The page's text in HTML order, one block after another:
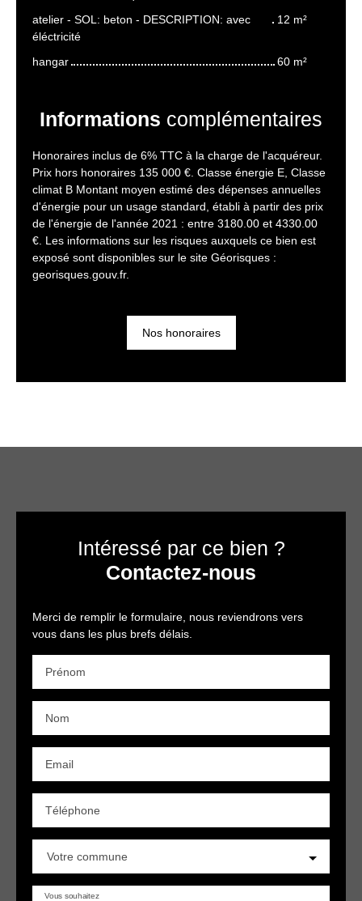
atelier - SOL: beton - DESCRIPTION: avec
éléctricité
12 m²
hangar 60 m²
Informations complémentaires
Honoraires inclus de 6% TTC à la charge de l'acquéreur.
Prix hors honoraires 135 000 €. Classe énergie E, Classe
climat B Montant moyen estimé des dépenses annuelles
d'énergie pour un usage standard, établi à partir des prix
de l'énergie de l'année 2021 : entre 3180.00 et 4330.00
€. Les informations sur les risques auxquels ce bien est
exposé sont disponibles sur le site Géorisques :
georisques.gouv.fr.
Nos honoraires
Intéressé par ce bien ?
Contactez-nous
Merci de remplir le formulaire, nous reviendrons vers
vous dans les plus brefs délais.
Prénom
Nom
Email
Téléphone
Votre commune
Vous souhaitez